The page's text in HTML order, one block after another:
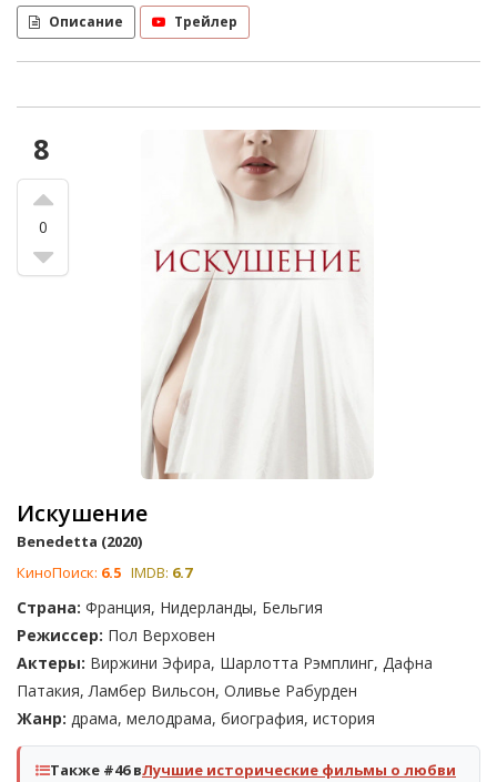
Описание Трейлер
8
0
Искушение
Benedetta (2020)
КиноПоиск: 6.5 IMDB: 6.7
Страна: Франция, Нидерланды, Бельгия
Режиссер: Пол Верховен
Актеры: Виржини Эфира, Шарлотта Рэмплинг, Дафна
Патакия, Ламбер Вильсон, Оливье Рабурден
Жанр: драма, мелодрама, биография, история
Также #46 вЛучшие исторические фильмы о любви